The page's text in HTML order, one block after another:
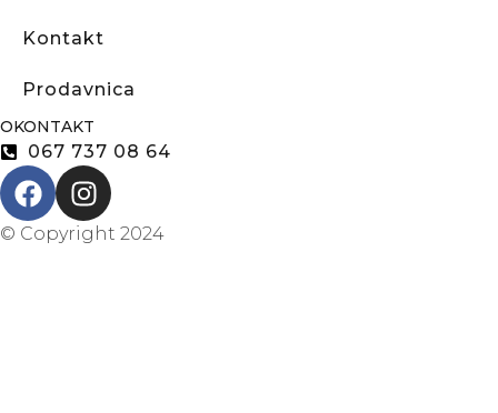
Kontakt
Prodavnica
OKONTAKT
067 737 08 64
© Copyright 2024